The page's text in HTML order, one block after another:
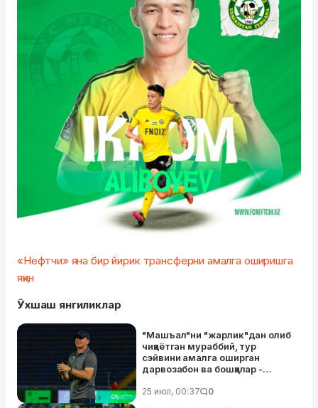
«Нефтчи» яна бир йирик трансферни амалга оширишга
яқин
Ўхшаш янгиликлар
"Машъал"ни "жарлик"дан олиб
чиқаётган мураббий, тур
сэйвини амалга оширган
дарвозабон ва бошқалар -
лауреатлари
25 июл, 00:37 0